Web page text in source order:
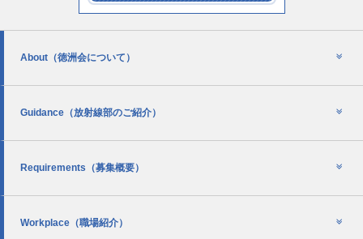
About （徳洲会について）
Guidance （放射線部のご紹介）
Requirements （募集概要）
Workplace （職場紹介）